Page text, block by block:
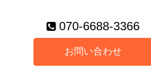
070-6688-3366
お問い合わせ